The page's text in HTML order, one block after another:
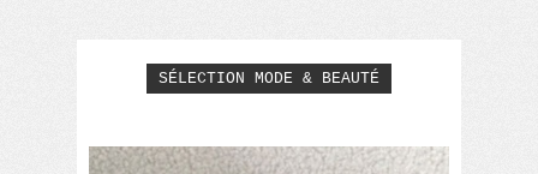
SÉLECTION MODE & BEAUTÉ